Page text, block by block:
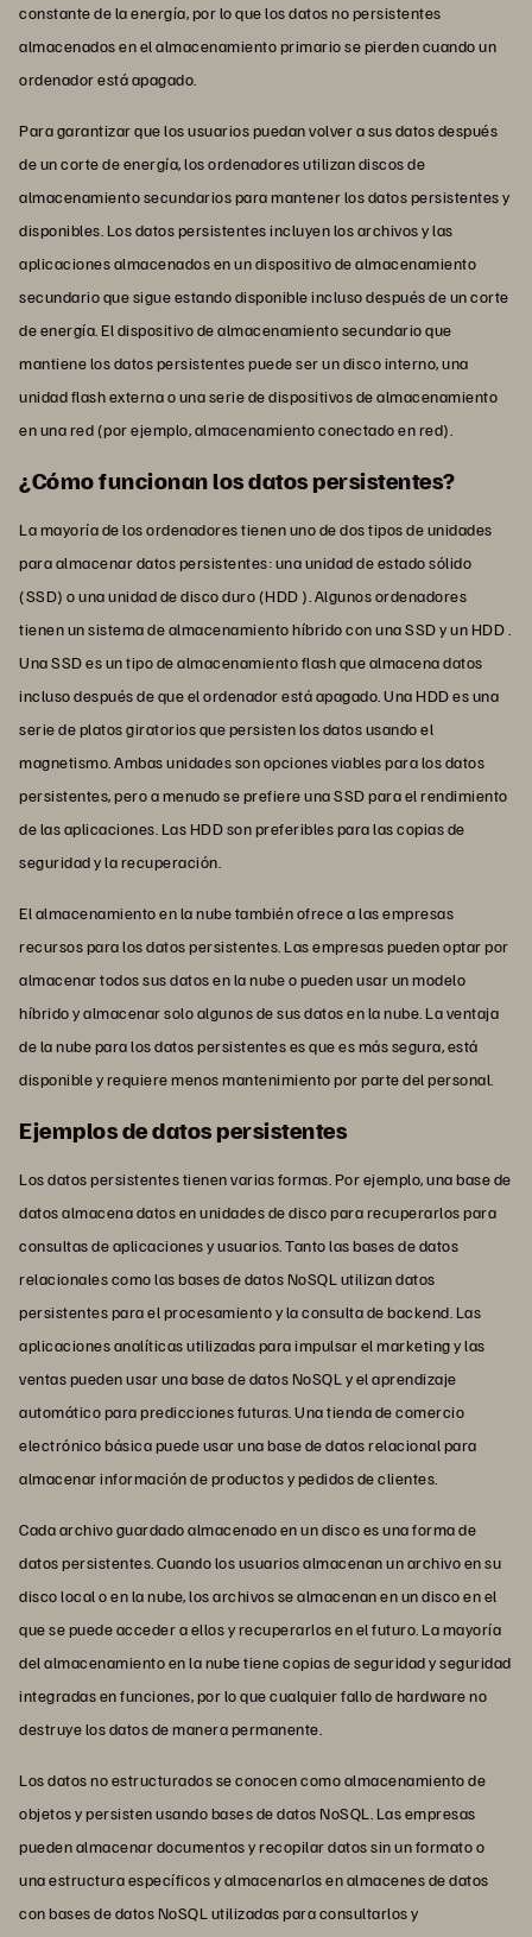
constante de la energía, por lo que los datos no persistentes
almacenados en el almacenamiento primario se pierden cuando un
ordenador está apagado.
Para garantizar que los usuarios puedan volver a sus datos después
de un corte de energía, los ordenadores utilizan discos de
almacenamiento secundarios para mantener los datos persistentes y
disponibles. Los datos persistentes incluyen los archivos y las
aplicaciones almacenados en un dispositivo de almacenamiento
secundario que sigue estando disponible incluso después de un corte
de energía. El dispositivo de almacenamiento secundario que
mantiene los datos persistentes puede ser un disco interno, una
unidad flash externa o una serie de dispositivos de almacenamiento
en una red (por ejemplo, almacenamiento conectado en red).
¿Cómo funcionan los datos persistentes?
La mayoría de los ordenadores tienen uno de dos tipos de unidades
para almacenar datos persistentes: una unidad de estado sólido
(SSD) o una unidad de disco duro (HDD ). Algunos ordenadores
tienen un sistema de almacenamiento híbrido con una SSD y un HDD .
Una SSD es un tipo de almacenamiento flash que almacena datos
incluso después de que el ordenador está apagado. Una HDD es una
serie de platos giratorios que persisten los datos usando el
magnetismo. Ambas unidades son opciones viables para los datos
persistentes, pero a menudo se prefiere una SSD para el rendimiento
de las aplicaciones. Las HDD son preferibles para las copias de
seguridad y la recuperación.
El almacenamiento en la nube también ofrece a las empresas
recursos para los datos persistentes. Las empresas pueden optar por
almacenar todos sus datos en la nube o pueden usar un modelo
híbrido y almacenar solo algunos de sus datos en la nube. La ventaja
de la nube para los datos persistentes es que es más segura, está
disponible y requiere menos mantenimiento por parte del personal.
Ejemplos de datos persistentes
Los datos persistentes tienen varias formas. Por ejemplo, una base de
datos almacena datos en unidades de disco para recuperarlos para
consultas de aplicaciones y usuarios. Tanto las bases de datos
relacionales como las bases de datos NoSQL utilizan datos
persistentes para el procesamiento y la consulta de backend. Las
aplicaciones analíticas utilizadas para impulsar el marketing y las
ventas pueden usar una base de datos NoSQL y el aprendizaje
automático para predicciones futuras. Una tienda de comercio
electrónico básica puede usar una base de datos relacional para
almacenar información de productos y pedidos de clientes.
Cada archivo guardado almacenado en un disco es una forma de
datos persistentes. Cuando los usuarios almacenan un archivo en su
disco local o en la nube, los archivos se almacenan en un disco en el
que se puede acceder a ellos y recuperarlos en el futuro. La mayoría
del almacenamiento en la nube tiene copias de seguridad y seguridad
integradas en funciones, por lo que cualquier fallo de hardware no
destruye los datos de manera permanente.
Los datos no estructurados se conocen como almacenamiento de
objetos y persisten usando bases de datos NoSQL. Las empresas
pueden almacenar documentos y recopilar datos sin un formato o
una estructura específicos y almacenarlos en almacenes de datos
con bases de datos NoSQL utilizadas para consultarlos y